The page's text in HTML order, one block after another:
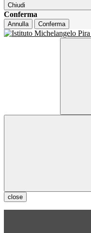
Chiudi
Conferma
Annulla Conferma
close